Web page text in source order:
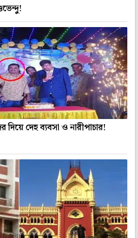
দিয়ে দেহ ব্যবসা ও নারীপাচার!